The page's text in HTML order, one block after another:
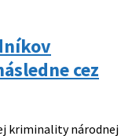
cez
kriminality národnej